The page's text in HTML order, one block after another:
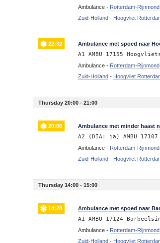
Ambulance - Rotterdam-Rijnmond
Zuid-Holland - Hoogvliet
22:32 Ambulance met spoed naar
A1 AMBU 17155
Ambulance - Rotterdam-Rijnmond
Zuid-Holland - Hoogvliet
Thursday 20:00 - 21:00
20:06 Ambulance met minder haast
A2 (DIA: ja) AMBU 17107
Ambulance - Rotterdam-Rijnmond
Zuid-Holland - Hoogvliet
Thursday 14:00 - 15:00
14:28 Ambulance met spoed naar
A1 AMBU 17124
Ambulance - Rotterdam-Rijnmond
Zuid-Holland - Hoogvliet